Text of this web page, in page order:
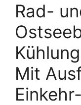
Rad-
Mit